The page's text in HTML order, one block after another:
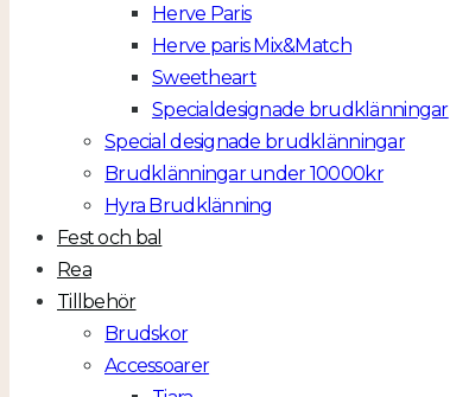
Herve Paris
Herve paris Mix&Match
Sweetheart
Specialdesignade brudklänningar
Special designade brudklänningar
Brudklänningar under 10000kr
Hyra Brudklänning
Fest och bal
Rea
Tillbehör
Brudskor
Accessoarer